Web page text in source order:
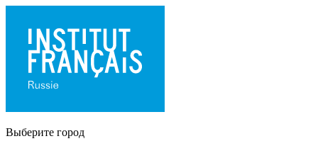
Выберите город